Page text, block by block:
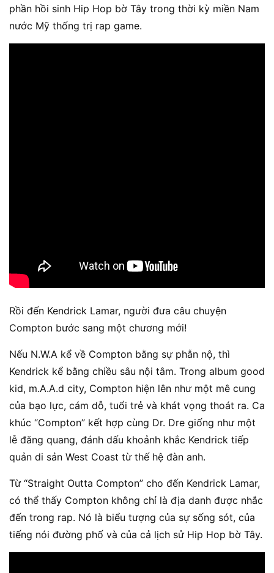
phần hồi sinh Hip Hop bờ Tây trong thời kỳ miền Nam
nước Mỹ thống trị rap game.
Rồi đến Kendrick Lamar, người đưa câu chuyện
Compton bước sang một chương mới!
Nếu N.W.A kể về Compton bằng sự phẫn nộ, thì
Kendrick kể bằng chiều sâu nội tâm. Trong album good
kid, m.A.A.d city, Compton hiện lên như một mê cung
của bạo lực, cám dỗ, tuổi trẻ và khát vọng thoát ra. Ca
khúc “Compton” kết hợp cùng Dr. Dre giống như một
lễ đăng quang, đánh dấu khoảnh khắc Kendrick tiếp
quản di sản West Coast từ thế hệ đàn anh.
Từ “Straight Outta Compton” cho đến Kendrick Lamar,
có thể thấy Compton không chỉ là địa danh được nhắc
đến trong rap. Nó là biểu tượng của sự sống sót, của
tiếng nói đường phố và của cả lịch sử Hip Hop bờ Tây.